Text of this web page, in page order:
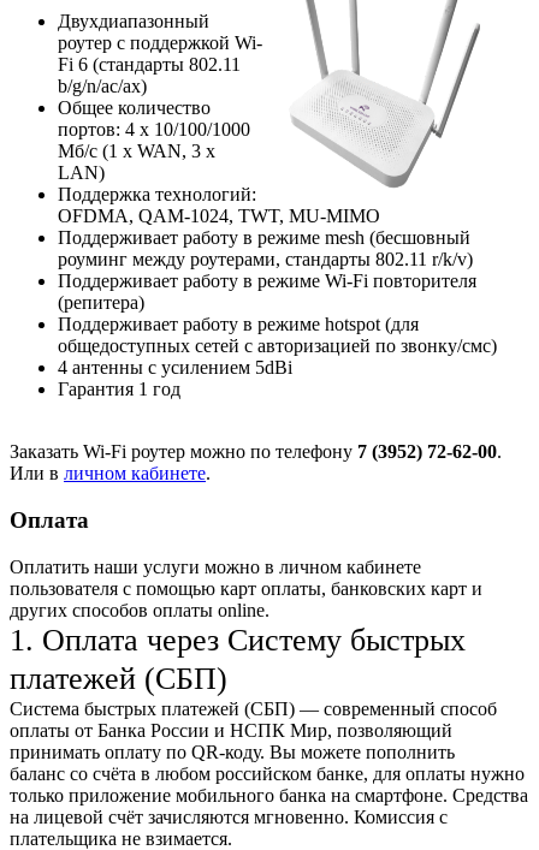
Двухдиапазонный
роутер с поддержкой Wi-
Fi 6 (стандарты 802.11
b/g/n/ac/ax)
Общее количество
портов: 4 х 10/100/1000
Мб/с (1 x WAN, 3 x
LAN)
Поддержка технологий:
OFDMA, QAM-1024, TWT, MU-MIMO
Поддерживает работу в режиме mesh (бесшовный
роуминг между роутерами, стандарты 802.11 r/k/v)
Поддерживает работу в режиме Wi-Fi повторителя
(репитера)
Поддерживает работу в режиме hotspot (для
общедоступных сетей с авторизацией по звонку/смс)
4 антенны с усилением 5dBi
Гарантия 1 год
Заказать Wi-Fi роутер можно по телефону 7 (3952) 72-62-00.
Или в личном кабинете.
Оплата
Оплатить наши услуги можно в личном кабинете
пользователя с помощью карт оплаты, банковских карт и
других способов оплаты online.
1. Оплата через Систему быстрых
платежей (СБП)
Система быстрых платежей (СБП) — современный способ
оплаты от Банка России и НСПК Мир, позволяющий
принимать оплату по QR-коду. Вы можете пополнить
баланс со счёта в любом российском банке, для оплаты нужно
только приложение мобильного банка на смартфоне. Средства
на лицевой счёт зачисляются мгновенно. Комиссия с
плательщика не взимается.